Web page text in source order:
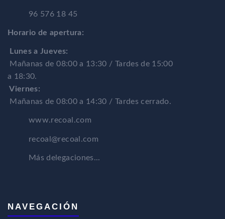
96 576 18 45
Horario de apertura:
Lunes a Jueves:
Mañanas de 08:00 a 13:30 / Tardes de 15:00
a 18:30.
Viernes:
Mañanas de 08:00 a 14:30 / Tardes cerrado.
www.recoal.com
recoal@recoal.com
Más delegaciones...
NAVEGACIÓN